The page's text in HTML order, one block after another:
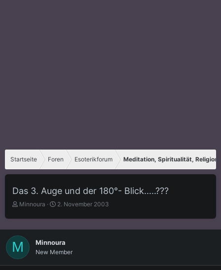
Startseite Foren Esoterikforum Meditation, Spiritualität, Religion
Das 3. Auge und der 180°- Blick.....???
E
s
t
e
l
e
Minnoura
E
s
t
l
t
2. November 2003
M Minnoura
New Member